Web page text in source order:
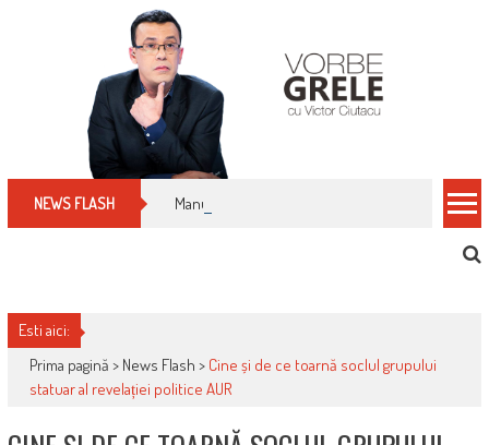
NEWS FLASH Manualul micului cititor de facturi: nu plăti
Esti aici:
Prima pagină > News Flash > Cine și de ce toarnă soclul grupului
statuar al revelației politice AUR